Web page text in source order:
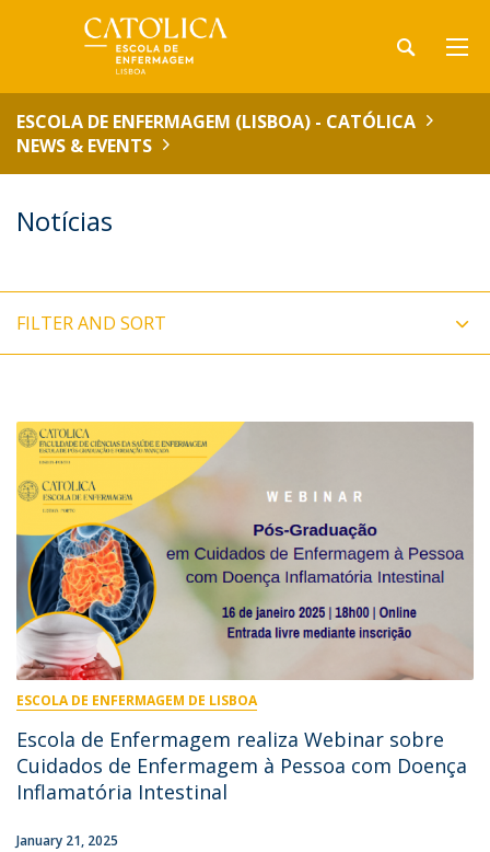
ESCOLA DE ENFERMAGEM (LISBOA) - CATÓLICA
NEWS & EVENTS
Notícias
FILTER AND SORT
ESCOLA DE ENFERMAGEM DE LISBOA
Escola de Enfermagem realiza Webinar sobre
Cuidados de Enfermagem à Pessoa com Doença
Inflamatória Intestinal
January 21, 2025